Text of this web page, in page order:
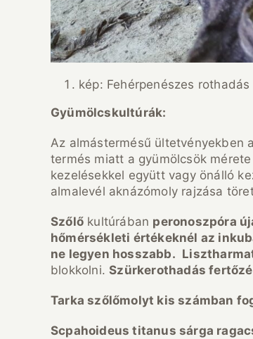
kép: Fehérpenészes
Gyümölcskultúrák:
Az almástermésű ültetvényekben
termés miatt a gyümölcsök
kezelésekkel együtt vagy önálló
almalevél aknázómoly rajzása
Szőlő kultúrában peronoszpóra
hőmérsékleti értékeknél az
ne legyen hosszabb.
blokkolni.Szürkerothadás
Tarka szőlőmolyt kis számban
Scpahoideus titanus sárga